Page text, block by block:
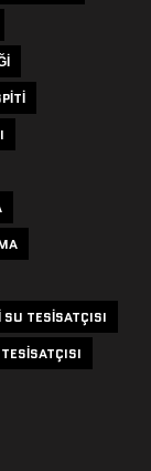
SU TESISATÇISI